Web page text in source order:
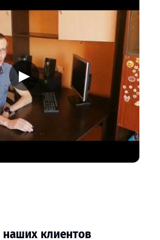
▶
клиентов